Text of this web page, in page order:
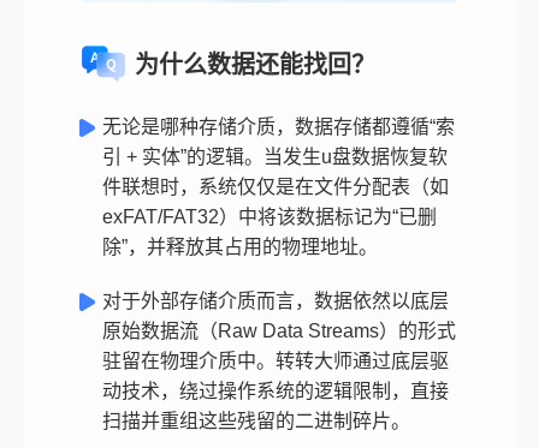
为什么数据还能找回？
无论是哪种存储介质，数据存储都遵循“索
引 + 实体”的逻辑。当发生u盘数据恢复软
件联想时，系统仅仅是在文件分配表（如
exFAT/FAT32）中将该数据标记为“已删
除”，并释放其占用的物理地址。
对于外部存储介质而言，数据依然以底层
原始数据流（Raw Data Streams）的形式
驻留在物理介质中。转转大师通过底层驱
动技术，绕过操作系统的逻辑限制，直接
扫描并重组这些残留的二进制碎片。